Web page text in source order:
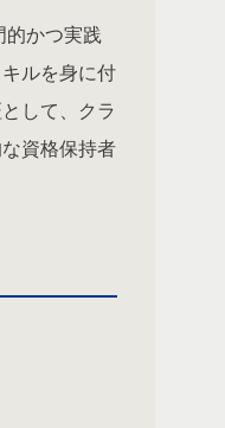
的かつ実践
ルを身に付
して、クラ
資格保持者